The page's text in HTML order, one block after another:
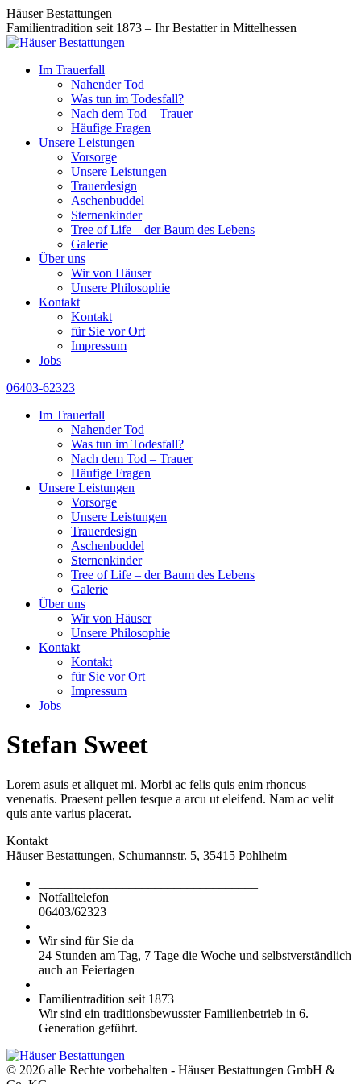
Zum
Inhalt
springen
Facebook
page
opens
new
Instagram
page
opens
new
Häuser Bestattungen
Familientradition seit 1873 – Ihr Bestatter in Mittelhessen
Im Trauerfall
Nahender Tod
Was tun im Todesfall?
Nach dem Tod – Trauer
Häufige Fragen
Unsere Leistungen
Vorsorge
Unsere Leistungen
Trauerdesign
Aschenbuddel
Sternenkinder
Tree of Life – der Baum des Lebens
Galerie
Über uns
Wir von Häuser
Unsere Philosophie
Kontakt
Kontakt
für Sie vor Ort
Impressum
Jobs
06403-62323
Im Trauerfall
Nahender Tod
Was tun im Todesfall?
Nach dem Tod – Trauer
Häufige Fragen
Unsere Leistungen
Vorsorge
Unsere Leistungen
Trauerdesign
Aschenbuddel
Sternenkinder
Tree of Life – der Baum des Lebens
Galerie
Über uns
Wir von Häuser
Unsere Philosophie
Kontakt
Kontakt
für Sie vor Ort
Impressum
Jobs
Stefan Sweet
Lorem asuis et aliquet mi. Morbi ac felis quis enim rhoncus
venenatis. Praesent pellen tesque a arcu ut eleifend. Nam ac velit
quis ante varius placerat.
Kontakt
Häuser Bestattungen, Schumannstr. 5, 35415 Pohlheim
Notfalltelefon
06403/62323
Wir sind für Sie da
24 Stunden am Tag, 7 Tage die Woche und selbstverständlich
auch an Feiertagen
Familientradition seit 1873
Wir sind ein traditionsbewusster Familienbetrieb in 6.
Generation geführt.
© 2026 alle Rechte vorbehalten - Häuser Bestattungen GmbH &